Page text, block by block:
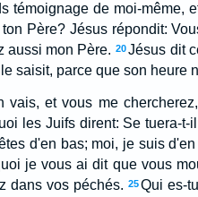
témoignage de moi-même,
ton Père? Jésus répondit:
aussi mon Père. 20Jésus dit
saisit, parce que son heure
vais, et vous me
les Juifs dirent: Se tuera-
d'en bas; moi, je suis
je vous ai dit que vous
dans vos péchés. 25 Qui es-